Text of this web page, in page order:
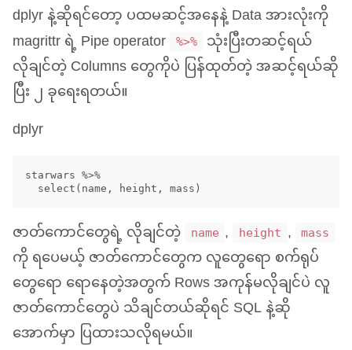
dplyr နဲ့ဆိုရင်တော့ ပထမဆင့်အနေနဲ့ Data အားလုံးကို
magrittr ရဲ့ Pipe operator
%>%
သုံးပြီးတဆင့်ရယ်
လိုချင်တဲ့ Columns တွေကိုပဲ ပြန်ထုတ်တဲ့ အဆင့်ရယ်ဆို
ပြီး ၂ ခုရေးရတယ်။
dplyr
starwars %>%
ဇာတ်ကောင်တွေရဲ့ လိုချင်တဲ့ name , height , mass
ကို ရပေမယ့် ဇာတ်ကောင်တွေက လူတွေရော စက်ရုပ်
တွေရော ရောနေတဲ့အတွက် Rows အကုန်မလိုချင်ပဲ လူ
ဇာတ်ကောင်တွေပဲ သိချင်တယ်ဆိုရင်SQLနဲ့ဆို
အောက်မှာ ပြထားသလိုရမယ်။